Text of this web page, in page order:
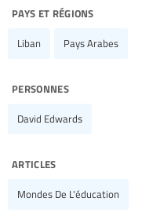
pays et régions
Liban Pays Arabes
personnes
David Edwards
articles
Mondes De L'éducation